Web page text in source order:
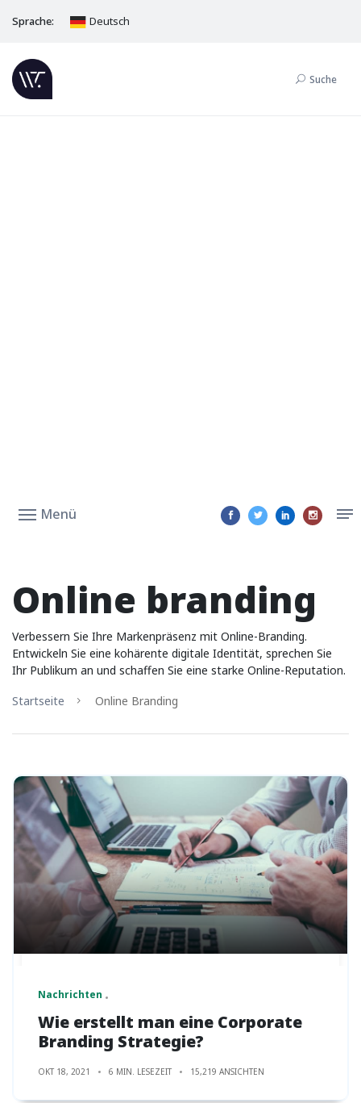
Sprache: Deutsch
Suche
Menü
Online branding
Verbessern Sie Ihre Markenpräsenz mit Online-Branding.
Entwickeln Sie eine kohärente digitale Identität, sprechen Sie
Ihr Publikum an und schaffen Sie eine starke Online-Reputation.
Startseite
Online Branding
Nachrichten
Wie erstellt man eine Corporate
Branding Strategie?
OKT 18, 2021 6 MIN. LESEZEIT 15,219 ANSICHTEN